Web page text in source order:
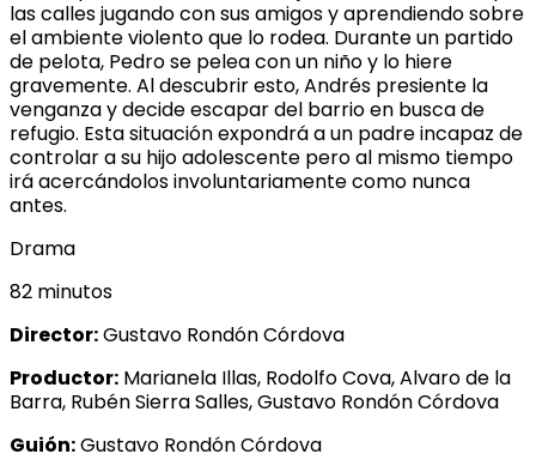
las calles jugando con sus amigos y aprendiendo sobre
el ambiente violento que lo rodea. Durante un partido
de pelota, Pedro se pelea con un niño y lo hiere
gravemente. Al descubrir esto, Andrés presiente la
venganza y decide escapar del barrio en busca de
refugio. Esta situación expondrá a un padre incapaz de
controlar a su hijo adolescente pero al mismo tiempo
irá acercándolos involuntariamente como nunca
antes.
Drama
82 minutos
Director:Gustavo Rondón Córdova
Productor: Marianela Illas, Rodolfo Cova, Alvaro de la
Barra, Rubén Sierra Salles, Gustavo Rondón Córdova
Guión:Gustavo Rondón Córdova